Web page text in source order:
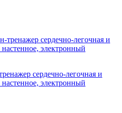
сердечно-легочная и
электронный